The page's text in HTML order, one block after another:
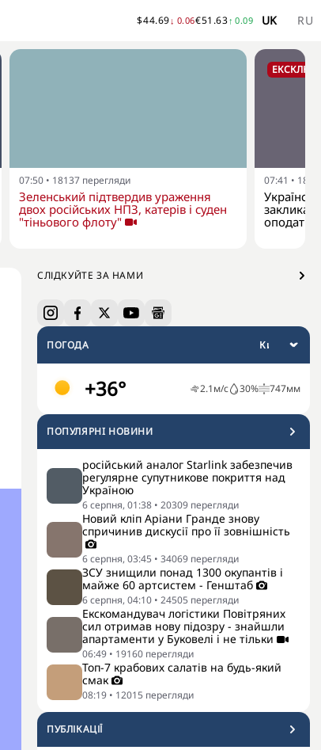
$44.69↓ 0.06€51.63↑ 0.09 UK RU
07:50 • 18137 перегляди
Зеленський підтвердив ураження
двох російських НПЗ, катерів і суден
"тіньового флоту"
07:41 •
закликає
СЛІДКУЙТЕ ЗА НАМИ
ПОГОДА
+36° 2.1м/с 30% 747мм
ПОПУЛЯРНI НОВИНИ
російський аналог Starlink забезпечив
регулярне супутникове покриття над
Україною
6 серпня, 01:38 • 20309 перегляди
Новий кліп Аріани Гранде знову
спричинив дискусії про її зовнішність
6 серпня, 03:45 • 34069 перегляди
ЗСУ знищили понад 1300 окупантів і
майже 60 артсистем - Генштаб
6 серпня, 04:10 • 24505 перегляди
Екскомандувач логістики Повітряних
сил отримав нову підозру - знайшли
апартаменти у Буковелі і не тільки
06:49 • 19160 перегляди
Топ-7 крабових салатів на будь-який
смак
08:19 • 12015 перегляди
ПУБЛІКАЦІЇ